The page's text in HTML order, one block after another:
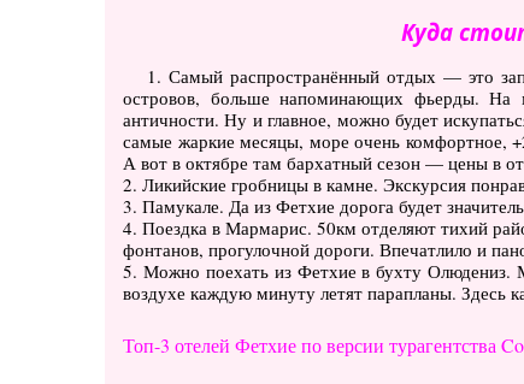
Куда
1. Самый распространённый отдых — это
островов, больше напоминающих фьерды. На
античности. Ну и главное, можно будет
самые жаркие месяцы, море очень комфортное,
А вот в октябре там бархатный сезон — цены в
2. Ликийские гробницы в камне. Экскурсия
3. Памукале. Да из Фетхие дорога будет
4. Поездка в Мармарис. 50км отделяют тихий
фонтанов, прогулочной дороги. Впечатлило и
5. Можно поехать из Фетхие в бухту Олюдениз.
воздухе каждую минуту летят парапланы. Здесь
Топ-3 отелей Фетхие по версии турагентства